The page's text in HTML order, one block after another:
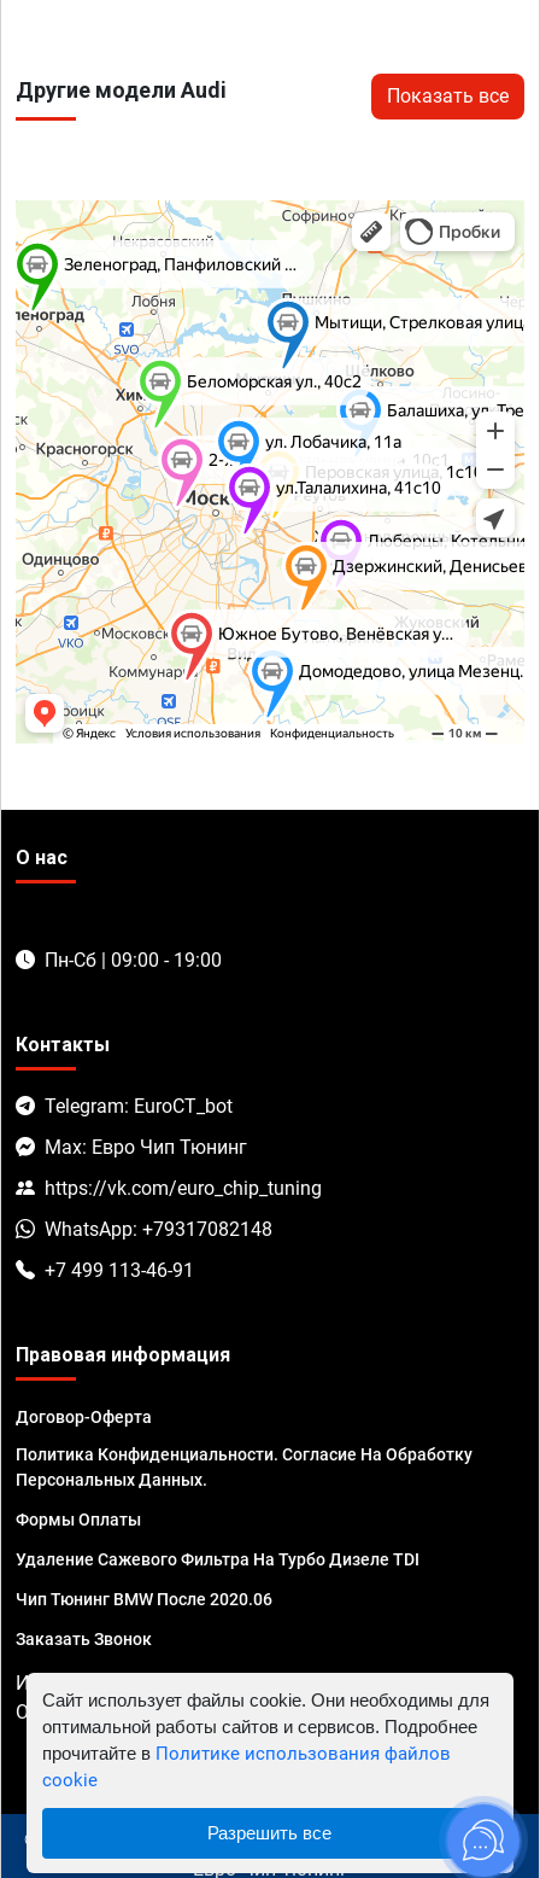
Другие модели Audi Показать все
О нас
Пн-Сб | 09:00 - 19:00
Контакты
Telegram: EuroCT_bot
Max: Евро Чип Тюнинг
https://vk.com/euro_chip_tuning
WhatsApp: +79317082148
+7 499 113-46-91
Правовая информация
Договор-Оферта
Политика Конфиденциальности. Согласие На Обработку
Персональных Данных.
Формы Оплаты
Удаление Сажевого Фильтра На Турбо Дизеле TDI
Чип Тюнинг BMW После 2020.06
Заказать Звонок
ИП Смирнов Георгий Павлович. ИНН 781302555843,
ОГРНИП 324470400032610
© 2010 - 2026 Чип тюнинг в Москве и МО - Автосервис
"Евро Чип Тюнинг"
Сайт использует файлы cookie. Они необходимы для
оптимальной работы сайтов и сервисов. Подробнее
прочитайте в Политике использования файлов
cookie
Разрешить все